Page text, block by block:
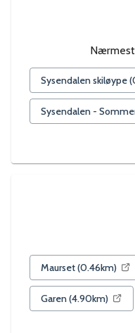
Sysendalen skiløype(
Sysendalen -
Maurset(0.46km)
Garen(4.90km)